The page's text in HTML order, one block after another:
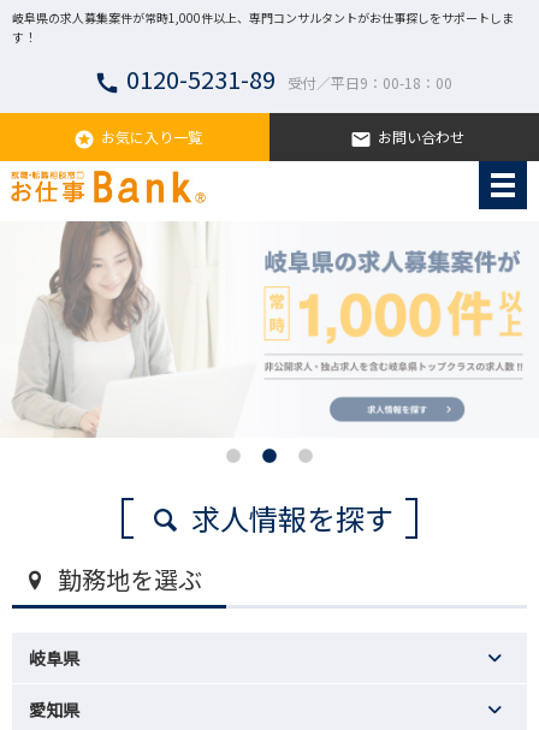
岐阜県の求人募集案件が常時1,000件以上、専門コンサルタントがお仕事探しをサポートしま
す！
call 0120-5231-89 受付／平日9：00-18：00
stars お気に入り一覧 email お問い合わせ
求人情報を探す
勤務地を選ぶ
岐阜県
愛知県